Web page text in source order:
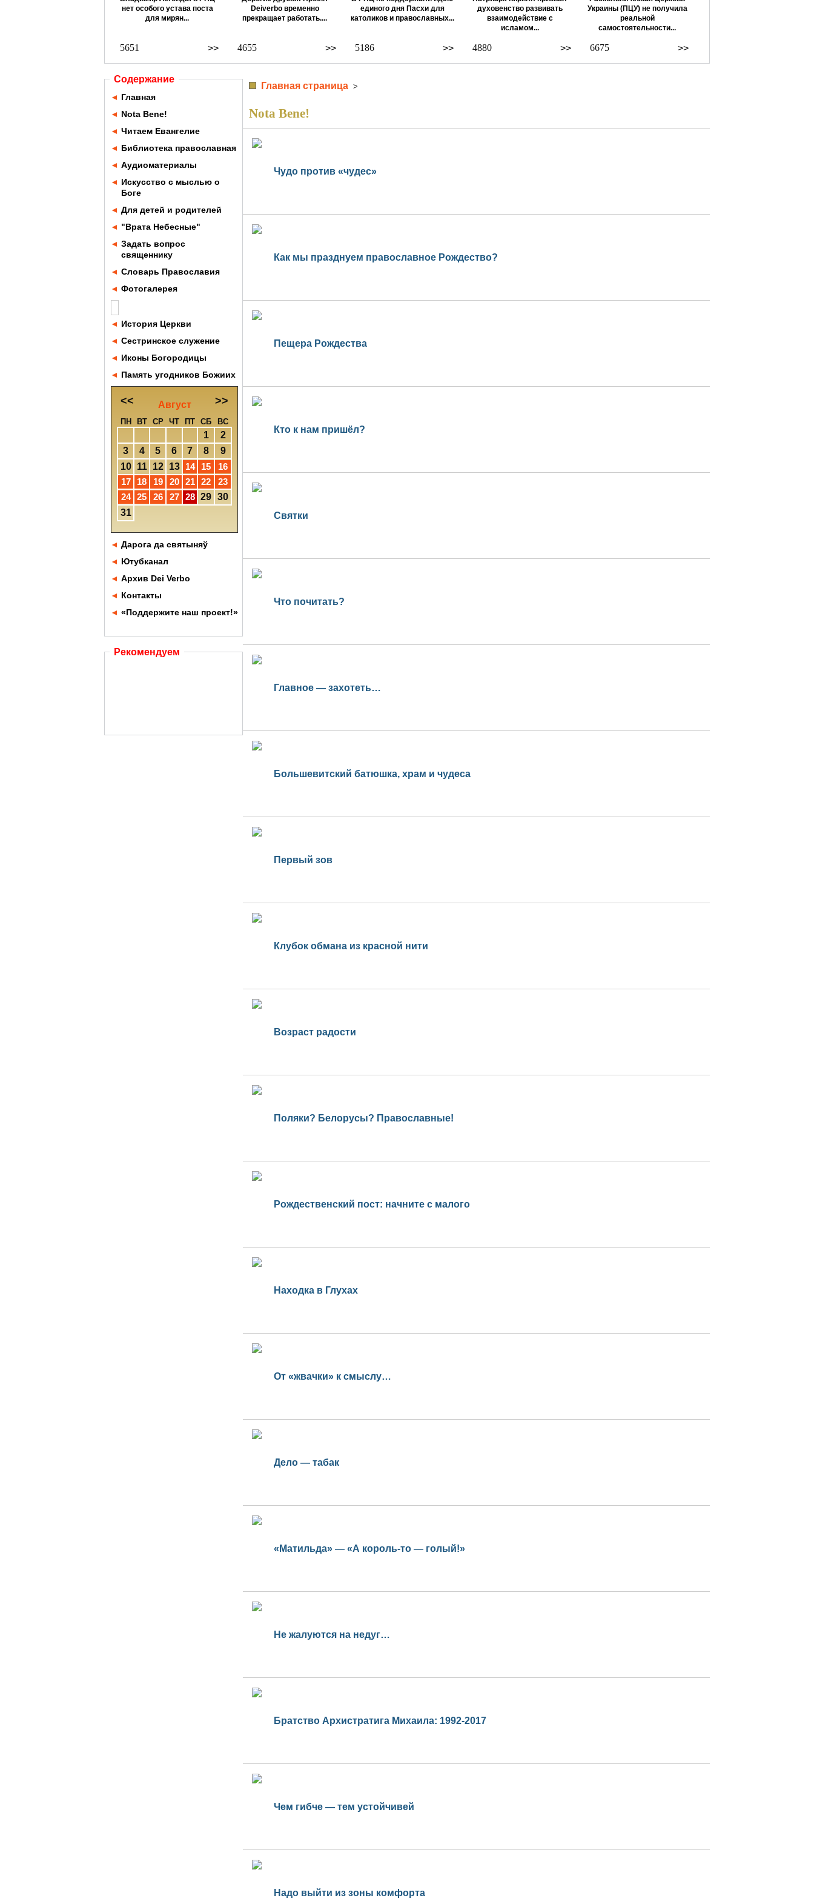
нет особого устава поста
для мирян...
>>
5651
Deiverbo временно
прекращает работать....
>>
4655
единого дня Пасхи для
католиков и православных...
>>
5186
духовенство развивать
взаимодействие с
исламом...
>>
4880
Украины (ПЦУ) не получила
реальной
самостоятельности...
>>
6675
Содержание
◄ Главная
◄ Nota Bene!
◄ Читаем Евангелие
◄ Библиотека православная
◄ Аудиоматериалы
◄ Искусство с мыслью о
Боге
◄ Для детей и родителей
◄ "Врата Небесные"
◄ Задать вопрос
священнику
◄ Словарь Православия
◄ Фотогалерея
◄ История Церкви
◄ Сестринское служение
◄ Иконы Богородицы
◄ Память угодников Божиих
<< >>
Август
ПН ВТ СР ЧТ ПТ СБ ВС
1
2
3
4 5 6 7 8
9
10
11 12 13 14 15
16
17
18 19 20 21 22
23
24
25 26 27 28 29 30
31
◄ Дарога да святыняў
◄ Ютубканал
◄ Архив Dei Verbo
◄ Контакты
◄ «Поддержите наш проект!»
Рекомендуем
Главная страница >
Nota Bene!
Чудо против «чудес»
Как мы празднуем православное Рождество?
Пещера Рождества
Кто к нам пришёл?
Святки
Что почитать?
Главное — захотеть…
Большевитский батюшка, храм и чудеса
Первый зов
Клубок обмана из красной нити
Возраст радости
Поляки? Белорусы? Православные!
Рождественский пост: начните с малого
Находка в Глухах
От «жвачки» к смыслу…
Дело — табак
«Матильда» — «А король-то — голый!»
Не жалуются на недуг…
Братство Архистратига Михаила: 1992-2017
Чем гибче — тем устойчивей
Надо выйти из зоны комфорта